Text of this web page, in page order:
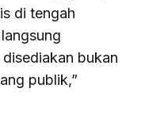
di tengah
bukan
publik,”